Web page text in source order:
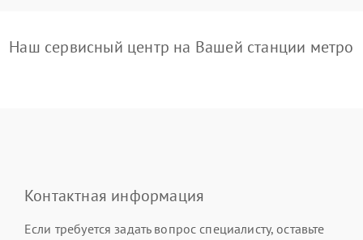
Наш сервисный центр на Вашей станции метро
Контактная информация
Если требуется задать вопрос специалисту, оставьте